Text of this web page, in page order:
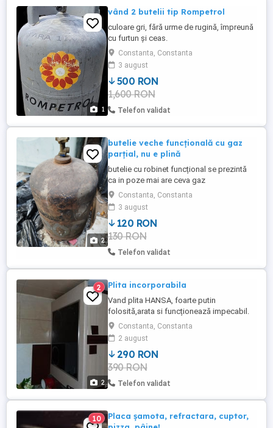
1
vând 2 butelii tip Rompetrol
culoare gri, fără urme de rugină, împreună
cu furtun și ceas.
Constanta, Constanta
3 august
500 RON
1,600 RON
Telefon validat
2
butelie veche funcțională cu gaz
parțial, nu e plină
butelie cu robinet funcțional se prezintă
ca in poze mai are ceva gaz
Constanta, Constanta
3 august
120 RON
130 RON
Telefon validat
2
2 Plita incorporabila
Vand plita HANSA, foarte putin
folosită,arata si funcționează impecabil.
Se vinde deoarece nu locuiește nimeni
acolo.
Constanta, Constanta
2 august
290 RON
390 RON
Telefon validat
10
Placa șamota, refractara, cuptor,